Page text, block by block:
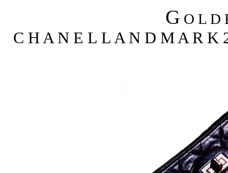
G O L D
C H A N E L L A N D M A R K